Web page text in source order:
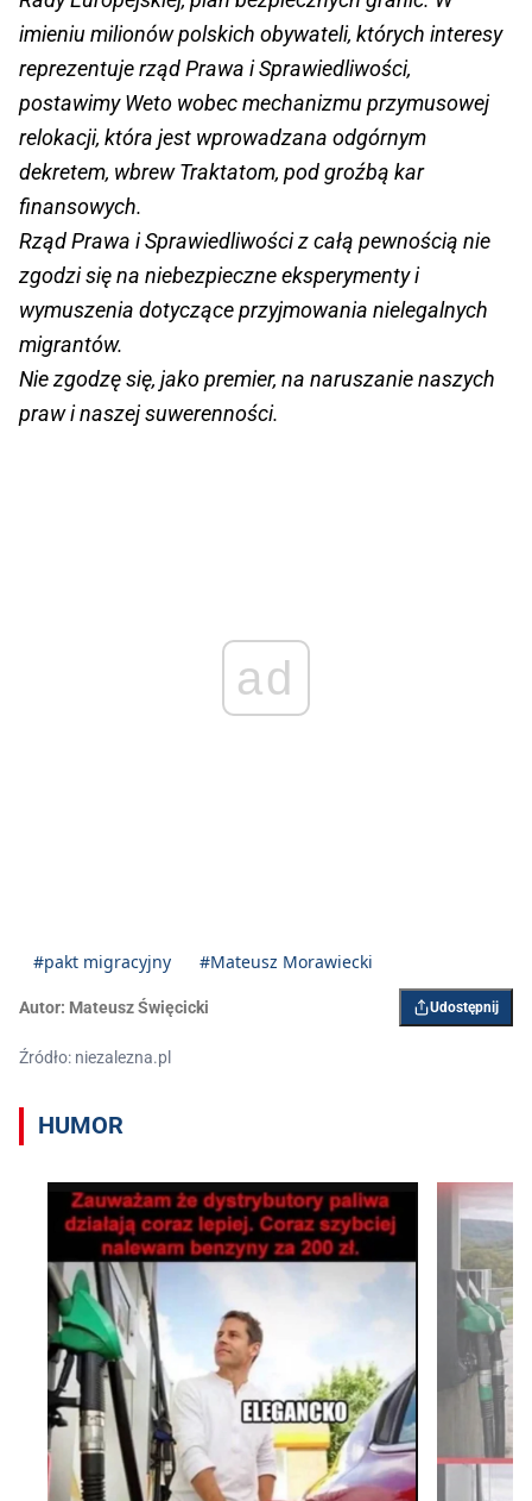
imieniu milionów polskich obywateli, których interesy
reprezentuje rząd Prawa i Sprawiedliwości,
postawimy Weto wobec mechanizmu przymusowej
relokacji, która jest wprowadzana odgórnym
dekretem, wbrew Traktatom, pod groźbą kar
finansowych.
Rząd Prawa i Sprawiedliwości z całą pewnością nie
zgodzi się na niebezpieczne eksperymenty i
wymuszenia dotyczące przyjmowania nielegalnych
migrantów.
Nie zgodzę się, jako premier, na naruszanie naszych
praw i naszej suwerenności.
ad
#pakt migracyjny #Mateusz Morawiecki
Autor: Mateusz Święcicki Udostępnij
Źródło: niezalezna.pl
HUMOR